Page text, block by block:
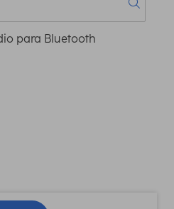
para Bluetooth